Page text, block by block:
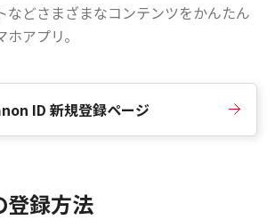
などさまざまなコンテンツをかんたん
アプリ。
ID 新規登録ページ
録方法